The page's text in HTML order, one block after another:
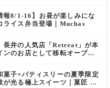
報8/1-16】お昼が楽しみにな
ライス弁当登場｜Muchas
長井の人気店「Retreat」が本
ンのお店として移転オープン
菓子×パティスリーの夏季限定
が光る極上スイーツ｜菓匠 萬